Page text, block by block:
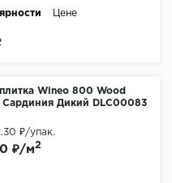
Цене
Wineo 800 Wood
Сардиния Дикий DLC00083
₽/м2
₽/упак.